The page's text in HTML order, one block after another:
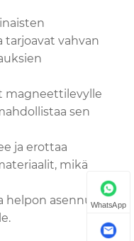
vahvan
magneettilevylle
sen
ja erottaa
mikä
helpon asennuksen
WhatsApp